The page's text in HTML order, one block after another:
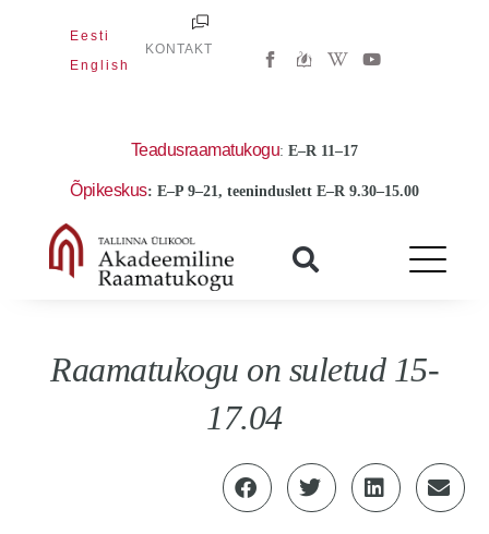
Eesti
English
KONTAKT
W
i
d
-
Y
o
Teadusraamatukogu:E–R 11–17
Õpikeskus: E–P 9–21, teeninduslett E–R 9.30–15.00
Raamatukogu on suletud 15-
17.04